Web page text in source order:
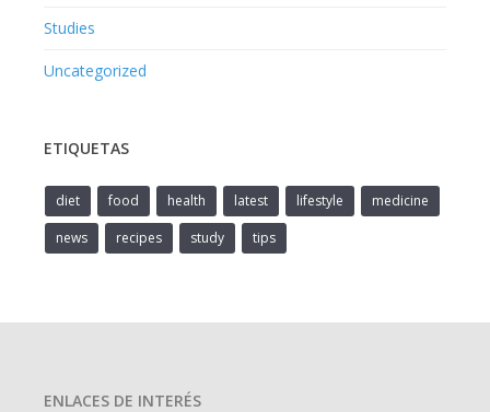
Studies
Uncategorized
ETIQUETAS
diet food health latest lifestyle
medicine
news
recipes study tips
ENLACES DE INTERÉS